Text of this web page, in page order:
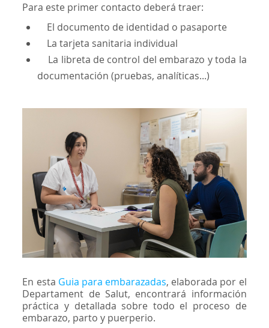
Para este primer contacto deberá traer:
El documento de identidad o pasaporte
La tarjeta sanitaria individual
La libreta de control del embarazo y toda la
documentación (pruebas, analíticas...)
En esta Guia para embarazadas, elaborada por el
Departament de Salut, encontrará información
práctica y detallada sobre todo el proceso de
embarazo, parto y puerperio.